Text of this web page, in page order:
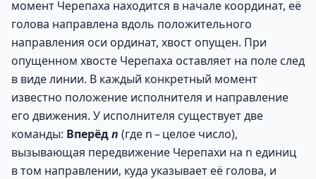
момент Черепаха находится в начале координат, её
голова направлена вдоль положительного
направления оси ординат, хвост опущен. При
опущенном хвосте Черепаха оставляет на поле след
в виде линии. В каждый конкретный момент
известно положение исполнителя и направление
его движения. У исполнителя существует две
команды: Вперёдn (где n – целое число),
вызывающая передвижение Черепахи на n единиц
в том направлении, куда указывает её голова, и